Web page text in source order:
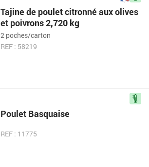
Tajine de poulet citronné aux olives
et poivrons 2,720 kg
2 poches/carton
REF : 58219
Poulet Basquaise
REF : 11775